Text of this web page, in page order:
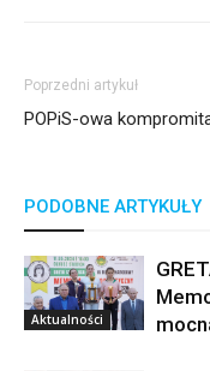
Poprzedni artykuł
POPiS-owa
PODOBNE ARTYKUŁY
Aktualności